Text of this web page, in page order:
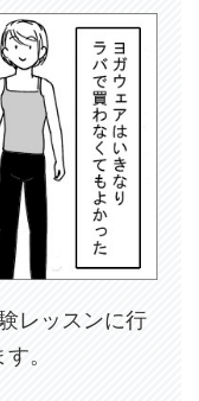
レッスンに行
。